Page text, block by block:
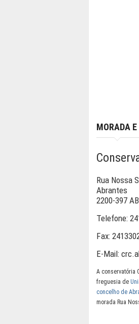
MORADA
Rua Nossa
Abrantes
2200-397
Telefone:
Fax:
E-Mail:
A conservatória
freguesia de
concelho de
morada Rua